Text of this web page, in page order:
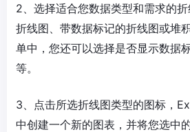
2、选择适合您数据类型和需求的
折线图、带数据标记的折线图或堆
单中，您还可以选择是否显示数据
等。
3、点击所选折线图类型的图标，
中创建一个新的图表，并将您选中